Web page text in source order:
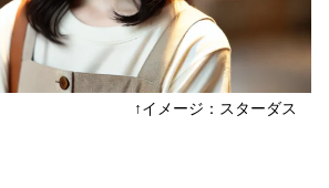
↑イメージ：スターダス